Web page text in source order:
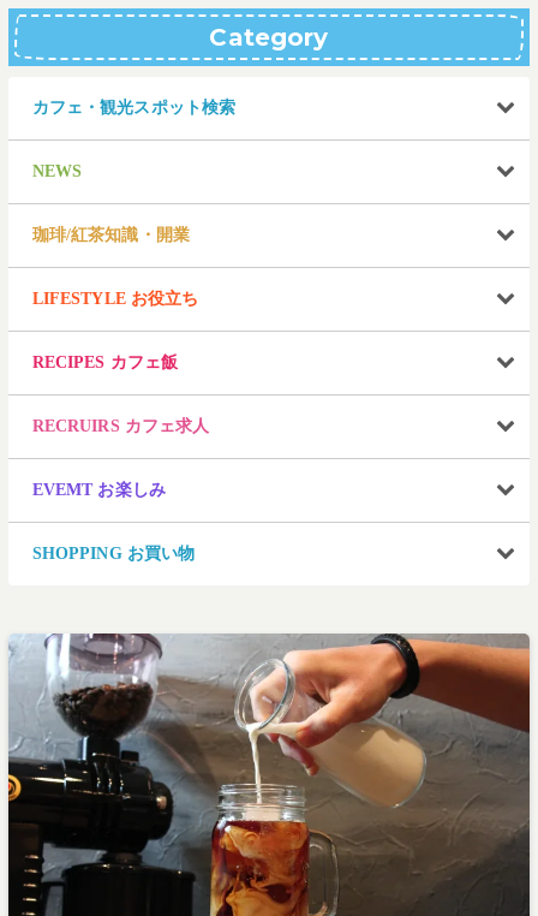
Category
カフェ・観光スポット検索
NEWS
珈琲/紅茶知識・開業
LIFESTYLE お役立ち
RECIPES カフェ飯
RECRUIRS カフェ求人
EVEMT お楽しみ
SHOPPING お買い物